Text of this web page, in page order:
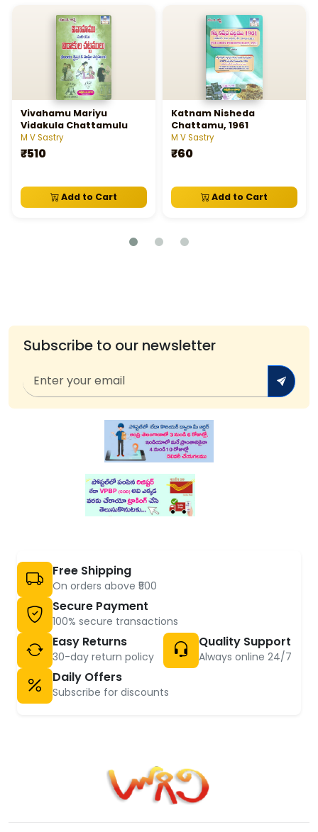
Vivahamu Mariyu
Vidakula Chattamulu
M V Sastry
₹510
Add to Cart
Katnam Nisheda
Chattamu, 1961
M V Sastry
₹60
Add to Cart
Subscribe to our newsletter
Free Shipping
On orders above ₹500
Secure Payment
100% secure transactions
Easy Returns
30-day return policy
Quality Support
Always online 24/7
Daily Offers
Subscribe for discounts